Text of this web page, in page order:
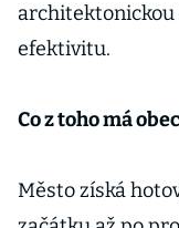
efektivitu.
Co z toho má
Město získá